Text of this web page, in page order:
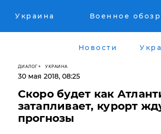
Украина Военное
Новости
ДИАЛОГ УКРАИНА
30 мая 2018, 08:25
Скоро будет как
затапливает, курорт
прогнозы